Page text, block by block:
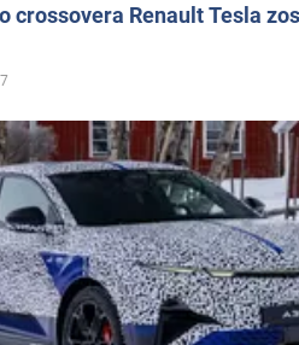
crossovera Renault Tesla
7